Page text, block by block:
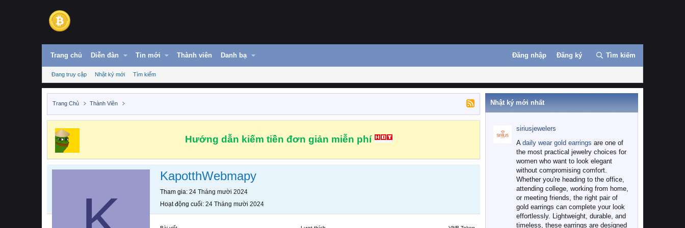
Trang chủ Diễn đàn Tin mới Thành viên Danh bạ Đăng nhập Đăng ký Tìm kiếm
Đang truy cập Nhật ký mới Tìm kiếm
Trang Chủ Thành Viên
Hướng dẫn kiếm tiền đơn giản miễn phí
KapotthWebmapy
Tham gia 24 Tháng mười 2024
Hoạt động cuối 24 Tháng mười 2024
Nhật ký mới nhất
siriusjewelers
A daily wear gold earrings are one of
the most practical jewelry choices for
women who want to look elegant
without compromising comfort.
Whether you're heading to the office,
attending college, working from home,
or meeting friends, the right pair of
gold earrings can complete your look
effortlessly. Lightweight, durable, and
timeless, these earrings are designed